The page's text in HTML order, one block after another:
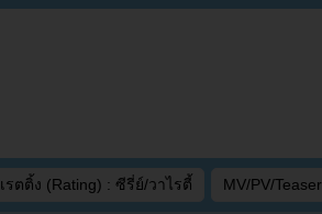
เรตติ้ง (Rating) : ซีรี่ย์/วาไรตี้ MV/PV/Teaser